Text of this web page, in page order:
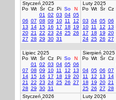
Styczeń 2025
Po Wt Śr Cz Pi So
N
01
02 03 04 05
06 07 08 09 10 11
12
13
14 15 16 17 18
19
20 21 22 23 24 25 26
27 28 29 30 31
Luty 2025
Po Wt Śr Cz
03 04 05 06
10 11 12 13
17
18 19 20
24 25 26 27
Lipiec 2025
Po Wt Śr Cz Pi So
N
01
02 03 04 05 06
07 08 09 10 11 12
13
14 15 16 17 18 19 20
21
22 23 24 25 26 27
28 29 30 31
Sierpień 2025
Po Wt Śr Cz
04 05 06 07
11
12 13 14
18
19 20 21
25 26 27 28
Styczeń 2026
Luty 2026